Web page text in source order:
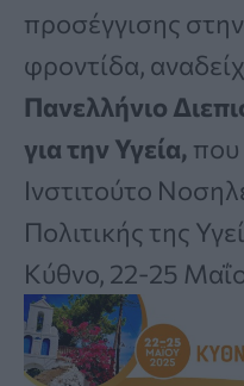
προσέγγισης
φροντίδα,
Πανελλήνιο
για την Υγεία, που
Ινστιτούτο
Πολιτικής της
Κύθνο, 22-25